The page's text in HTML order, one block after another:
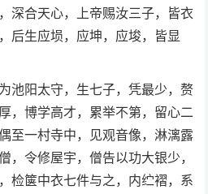
深合天心，上帝赐汝三子，皆衣
后生应埙，应坤，应埈，皆显
池阳太守，生七子，凭最少，赘
，博学高才，累举不第，留心二
至一村寺中，见观音像，淋漓露
，令修屋宇，僧告以功大银少，
检箧中衣七件与之，内纻褶，系